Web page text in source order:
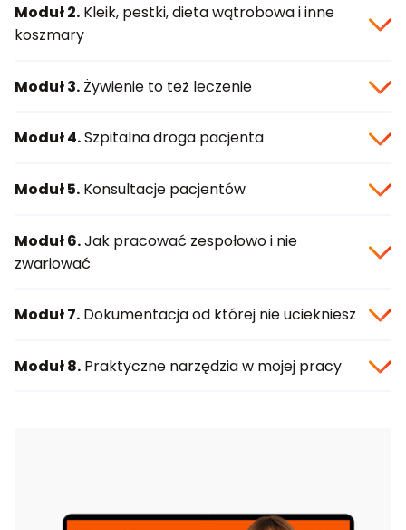
Moduł 2. Kleik, pestki, dieta wątrobowa i inne
koszmary
Moduł 3. Żywienie to też leczenie
Moduł 4.Szpitalna droga pacjenta
Moduł 5. Konsultacje pacjentów
Moduł 6.Jak pracować zespołowo i nie
zwariować
Moduł 7. Dokumentacja od której nie uciekniesz
Moduł 8. Praktyczne narzędzia w mojej pracy